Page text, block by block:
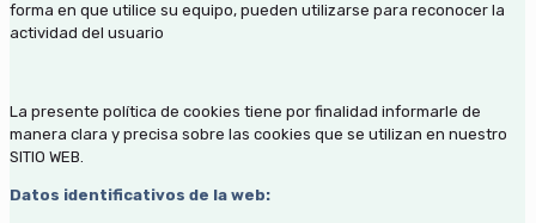
forma en que utilice su equipo, pueden utilizarse para reconocer la
actividad del usuario
La presente política de cookies tiene por finalidad informarle de
manera clara y precisa sobre las cookies que se utilizan en nuestro
SITIO WEB.
Datos identificativos de la web: